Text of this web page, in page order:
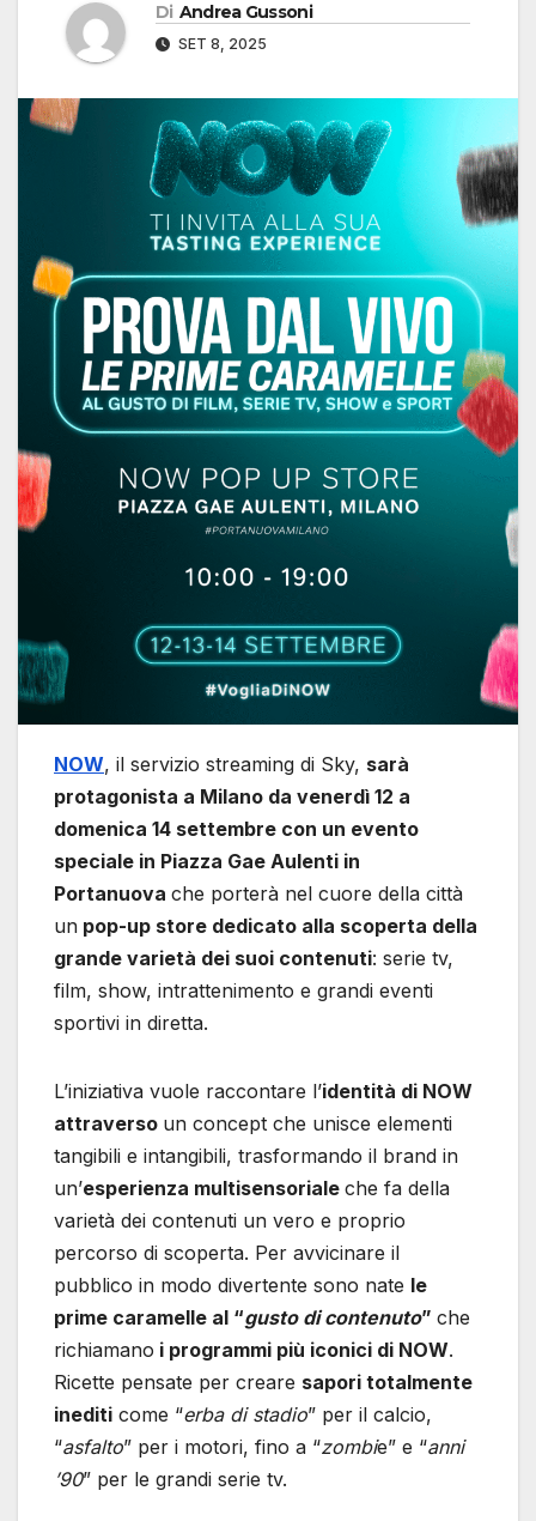
Di Andrea Gussoni
SET 8, 2025
NOW, il servizio streaming di Sky, sarà
protagonista a Milano da venerdì 12 a
domenica 14 settembre con un evento
speciale in Piazza Gae Aulenti in
Portanuova che porterà nel cuore della città
un pop-up store dedicato alla scoperta della
grande varietà dei suoi contenuti: serie tv,
film, show, intrattenimento e grandi eventi
sportivi in diretta.
L’iniziativa vuole raccontare l’identità di NOW
attraverso un concept che unisce elementi
tangibili e intangibili, trasformando il brand in
un’esperienza multisensoriale che fa della
varietà dei contenuti un vero e proprio
percorso di scoperta. Per avvicinare il
pubblico in modo divertente sono nate le
prime caramelle al “gusto di contenuto” che
richiamano i programmi più iconici di NOW.
Ricette pensate per creare sapori totalmente
inediti come “erba di stadio” per il calcio,
“asfalto” per i motori, fino a “zombie” e “anni
’90” per le grandi serie tv.